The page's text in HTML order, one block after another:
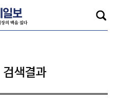
검색결과